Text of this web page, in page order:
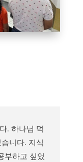
. 하나님 덕
니다. 지식
부하고 싶었